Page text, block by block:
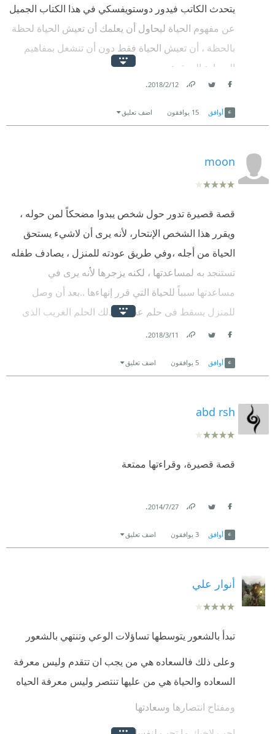
يتحدث الكاتب فيدور دوستويفسكي في هذا الكتاب الجميل
عن مفهوم الحياة ليحاول أن يعلمك أن تعيش الحياة لحظة
بالحظة ، أن تعيش الحياة فقط دون أن تنشغل بمفاهيم
السعادة المعقدة .
12‏/2‏/2018
.
أوافق 15 يوافقون اضف تعليق
moon
قصة قصيرة تدور حول شخص يبدوا مضحكاً لمن حوله ،
ويقرر هذا الشخص الإنتحار، لأنه يرى أن لاشيء يستحق
الحياة من أجله ،وفي طريق عودته للمنزل ، يصادف طفله
تستنجد به لمساعدتها ، لكنه يزجرها لأنه يرى في
مساعدتها سبباً للحياة التي قرر إنهاءها ..بعد أن وصل
للمنزل يسقط في حلم عجيب، ذلك الحلم الغريب الذي
داهمة ، عن أرض سعيدة وبشر يعيشون بسلام بلا رغبات
إلى الحيوانات ويعيشون معاً ..فمالذي سيحدث ؟!٠
عميقة ، هي تلخيص لقصة الحياة البشرية من وجهه نظر
الكاتب٠
11‏/3‏/2018
.
أوافق 5 يوافقون اضف تعليق
abd rsh
قصة قصيرة، وقراءتها ممتعة
27‏/7‏/2014
.
أوافق 3 يوافقون اضف تعليق
أنوار علي
تبدأ بالشعور يتوسطها تساؤلات الوعي وتنتهي بالشعور
وعلى ذلك فالسعاده هي من يجب ان تتقدم وليس معرفة
السعاده والحياة هي من عليها تنتصر وليس معرفة الحياه
ومفتاح انتصارها وسعادتها